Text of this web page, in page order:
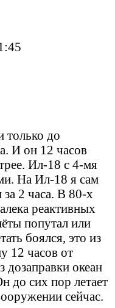
только до
И он 12 часов
Ил-18 с 4-мя
На Ил-18 я сам
2 часа. В 80-х
реактивных
попутал или
боялся, это из
12 часов от
дозаправки океан
до сих пор летает
сейчас.